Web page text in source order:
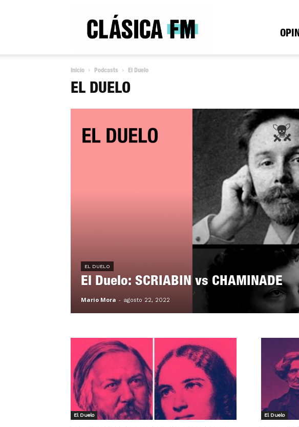
Inicio Podcasts El Duelo
EL DUELO
EL DUELO
El Duelo: SCRIABIN vs CHAMINADE
Mario Mora - agosto 22, 2022
El Duelo El Duelo